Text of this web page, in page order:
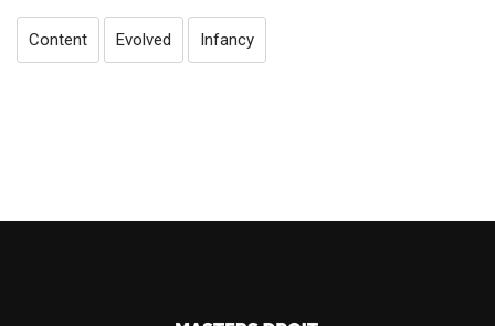
Content Evolved Infancy